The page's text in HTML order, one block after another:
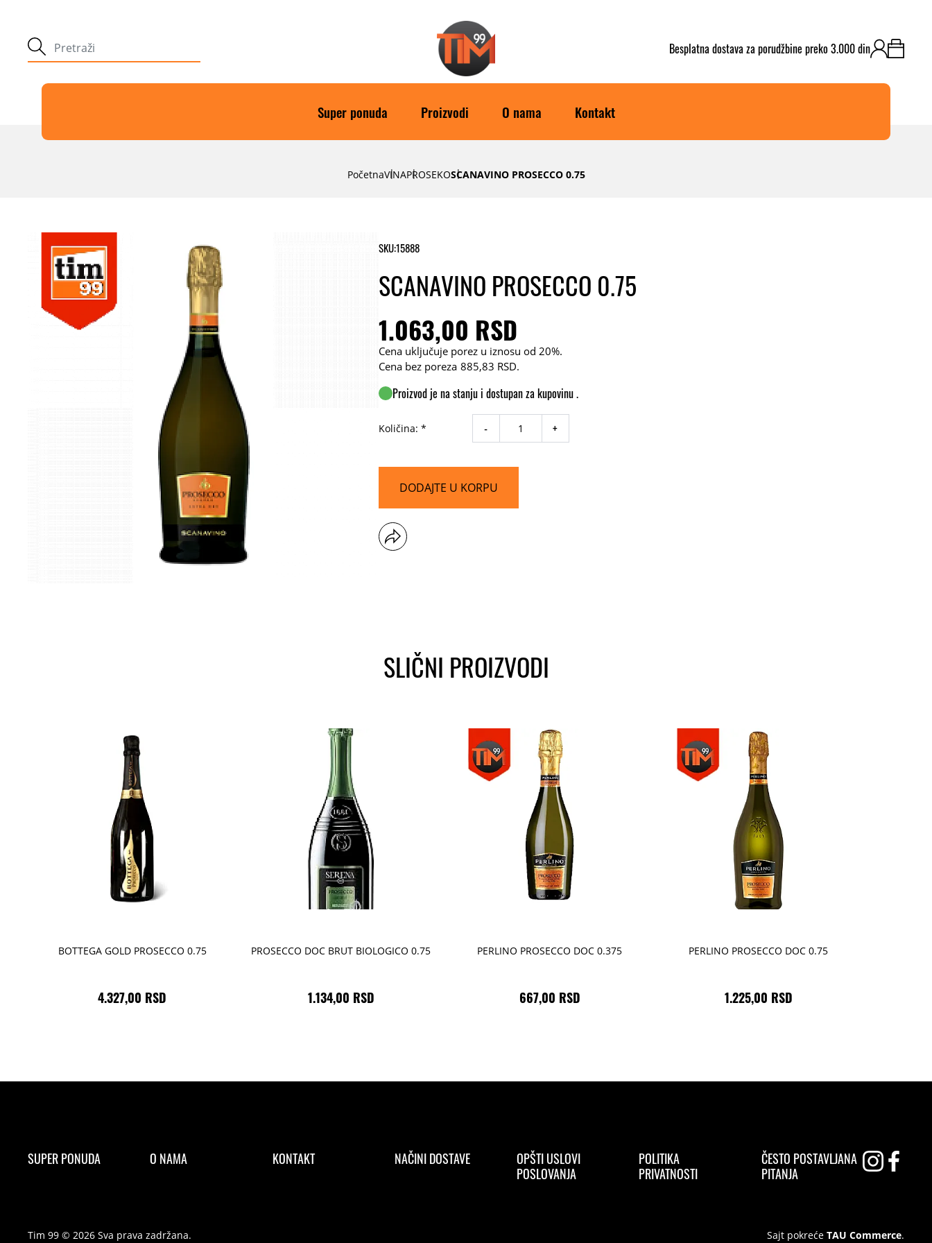
​Besplatna dostava za porudžbine preko 3.000 din
Super ponuda Proizvodi O nama Kontakt
PočetnaVINAPROSEKOSCANAVINO PROSECCO 0.75
SKU:15888
SCANAVINO PROSECCO 0.75
1.063,00 RSD
Cena uključuje porez u iznosu od 20%.
Cena bez poreza 885,83 RSD.
Proizvod je na stanju i dostupan za kupovinu .
Količina: * - +
DODAJTE U KORPU
SLIČNI PROIZVODI
BOTTEGA GOLD PROSECCO 0.75
4.327,00 RSD
PROSECCO DOC BRUT BIOLOGICO 0.75
1.134,00 RSD
PERLINO PROSECCO DOC 0.375
667,00 RSD
PERLINO PROSECCO DOC 0.75
1.225,00 RSD
SUPER PONUDA O NAMA KONTAKT NAČINI DOSTAVE
OPŠTI USLOVI
POSLOVANJA
POLITIKA
PRIVATNOSTI
ČESTO POSTAVLJANA
PITANJA
Tim 99 © 2026 Sva prava zadržana. Sajt pokreće TAU Commerce.